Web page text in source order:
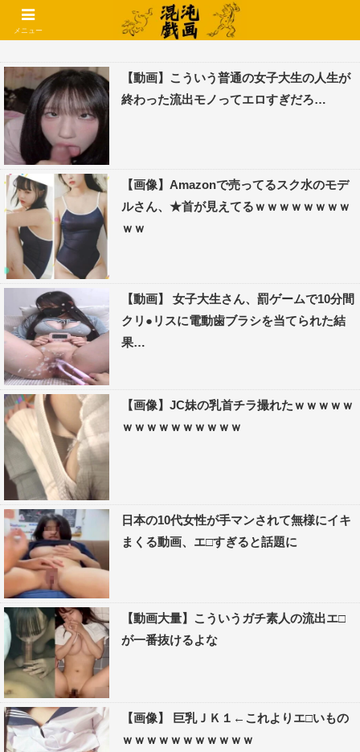
コメントでコテハン使えるようになりました🌱
【動画】こういう普通の女子大生の人生が
終わった流出モノってエロすぎだろ…
【画像】Amazonで売ってるスク水のモデ
ルさん、★首が見えてるｗｗｗｗｗｗｗｗ
ｗｗ
【動画】 女子大生さん、罰ゲームで10分間
クリ●リスに電動歯ブラシを当てられた結
果…
【画像】JC妹の乳首チラ撮れたｗｗｗｗｗ
ｗｗｗｗｗｗｗｗｗｗ
日本の10代女性が手マンされて無様にイキ
まくる動画、エ□すぎると話題に
【動画大量】こういうガチ素人の流出エ□
が一番抜けるよな
【画像】 巨乳ＪＫ１←これよりエ□いもの
ｗｗｗｗｗｗｗｗｗｗｗ
メニュー